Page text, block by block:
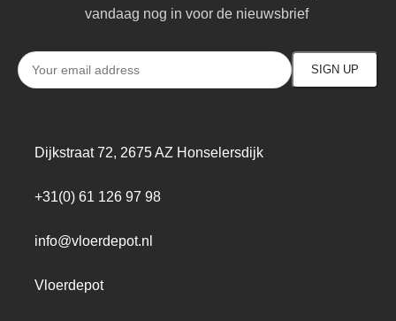
vandaag nog in voor de nieuwsbrief
Dijkstraat 72, 2675 AZ Honselersdijk
+31(0) 61 126 97 98
info@vloerdepot.nl
Vloerdepot